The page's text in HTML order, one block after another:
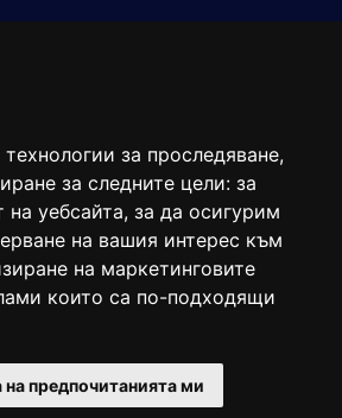
за проследяване,
за следните цели: за
на уебсайта, за да осигурим
на вашия интерес към
на маркетинговите
които са по-подходящи
предпочитанията ми